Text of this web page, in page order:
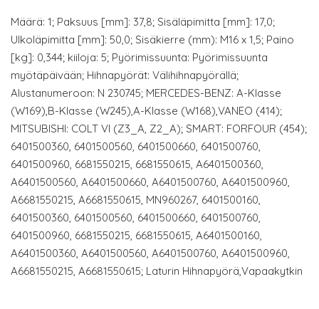
Määrä: 1; Paksuus [mm]: 37,8; Sisäläpimitta [mm]: 17,0;
Ulkoläpimitta [mm]: 50,0; Sisäkierre (mm): M16 x 1,5; Paino
[kg]: 0,344; kiiloja: 5; Pyörimissuunta: Pyörimissuunta
myötäpäivään; Hihnapyörät: Välihihnapyörällä;
Alustanumeroon: N 230745; MERCEDES-BENZ: A-Klasse
(W169),B-Klasse (W245),A-Klasse (W168),VANEO (414);
MITSUBISHI: COLT VI (Z3_A, Z2_A); SMART: FORFOUR (454);
6401500360, 6401500560, 6401500660, 6401500760,
6401500960, 6681550215, 6681550615, A6401500360,
A6401500560, A6401500660, A6401500760, A6401500960,
A6681550215, A6681550615, MN960267, 6401500160,
6401500360, 6401500560, 6401500660, 6401500760,
6401500960, 6681550215, 6681550615, A6401500160,
A6401500360, A6401500560, A6401500760, A6401500960,
A6681550215, A6681550615; Laturin Hihnapyörä,Vapaakytkin